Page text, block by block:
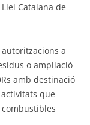
Catalana de
a
o ampliació
amb destinació
que